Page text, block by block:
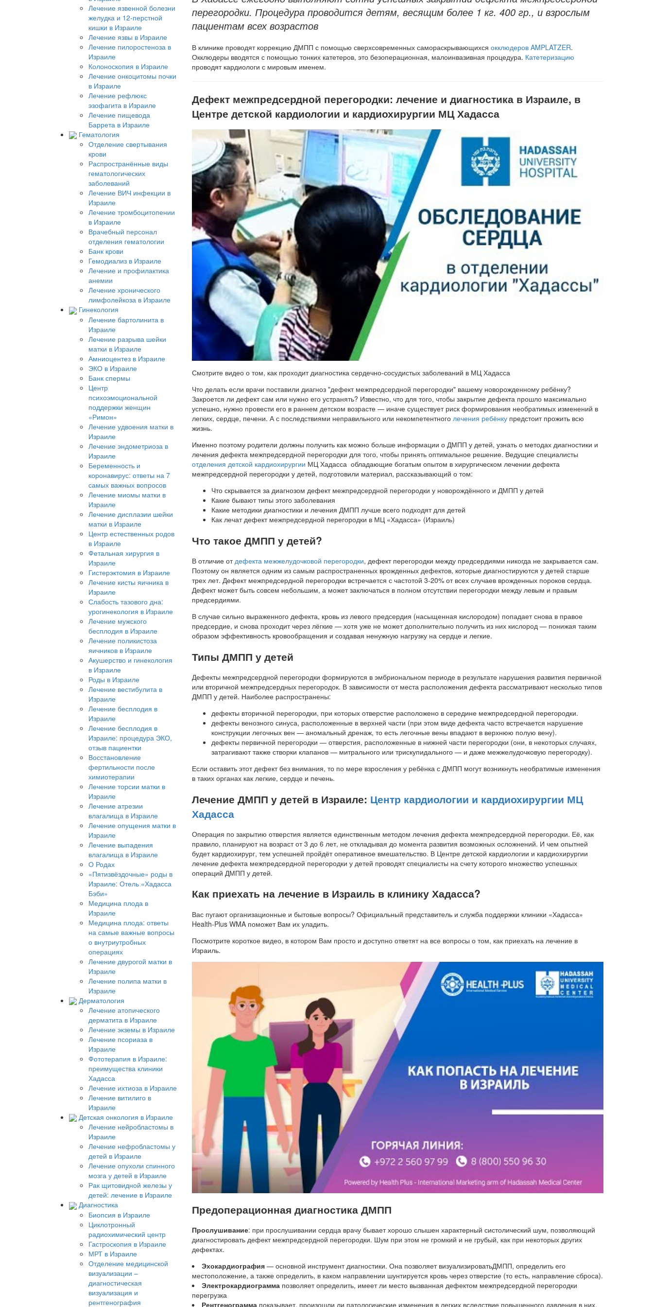
Лечение язвенной болезни
желудка и 12-перстной
кишки в Израиле
Лечение язвы в Израиле
Лечение пилоростеноза в
Израиле
Колоноскопия в Израиле
Лечение онкоцитомы почки
в Израиле
Лечение рефлюкс
эзофагита в Израиле
Лечение пищевода
Баррета в Израиле
Гематология
Отделение свертывания
крови
Распространённые виды
гематологических
заболеваний
Лечение ВИЧ инфекции в
Израиле
Лечение тромбоцитопении
в Израиле
Врачебный персонал
отделения гематологии
Банк крови
Гемодиализ в Израиле
Лечение и профилактика
анемии
Лечение хронического
лимфолейкоза в Израиле
Гинекология
Лечение бартолинита в
Израиле
Лечение разрыва шейки
матки в Израиле
Амниоцентез в Израиле
ЭКО в Израиле
Банк спермы
Центр
психоэмоциональной
поддержки женщин
«Римон»
Лечение удвоения матки в
Израиле
Лечение эндометриоза в
Израиле
Беременность и
коронавирус: ответы на 7
самых важных вопросов
Лечение миомы матки в
Израиле
Лечение дисплазии шейки
матки в Израиле
Центр естественных родов
в Израиле
Фетальная хирургия в
Израиле
Гистерэктомия в Израиле
Лечение кисты яичника в
Израиле
Слабость тазового дна:
урогинекология в Израиле
Лечение мужского
бесплодия в Израиле
Лечение поликистоза
яичников в Израиле
Акушерство и гинекология
в Израиле
Роды в Израиле
Лечение вестибулита в
Израиле
Лечение бесплодия в
Израиле
Лечение бесплодия в
Израиле: процедура ЭКО,
отзыв пациентки
Восстановление
фертильности после
химиотерапии
Лечение торсии матки в
Израиле
Лечение атрезии
влагалища в Израиле
Лечение опущения матки в
Израиле
Лечение выпадения
влагалища в Израиле
О Родах
«Пятизвёздочные» роды в
Израиле: Отель «Хадасса
Бэби»
Медицина плода в
Израиле
Медицина плода: ответы
на самые важные вопросы
о внутриутробных
операциях
Лечение двурогой матки в
Израиле
Лечение полипа матки в
Израиле
Дерматология
Лечение атопического
дерматита в Израиле
Лечение экземы в Израиле
Лечение псориаза в
Израиле
Фототерапия в Израиле:
преимущества клиники
Хадасса
Лечение ихтиоза в Израиле
Лечение витилиго в
Израиле
Детская онкология в Израиле
Лечение нейробластомы в
Израиле
Лечение нефробластомы у
детей в Израиле
Лечение опухоли спинного
мозга у детей в Израиле
Рак щитовидной железы у
детей: лечение в Израиле
Диагностика
Биопсия в Израиле
Циклотронный
радиохимический центр
Гастроскопия в Израиле
МРТ в Израиле
Отделение медицинской
визуализации –
диагностическая
визуализация и
рентгенография
перегородки. Процедура проводится детям, весящим более 1 кг. 400 гр., и взрослым
пациентам всех возрастов
В клинике проводят коррекцию ДМПП с помощью сверхсовременных самораскрывающихся окклюдеров AMPLATZER.
Окклюдеры вводятся с помощью тонких катетеров, это безоперационная, малоинвазивная процедура. Катетеризацию
проводят кардиологи с мировым именем.
Дефект межпредсердной перегородки: лечение и диагностика в Израиле, в
Центре детской кардиологии и кардиохирургии МЦ Хадасса
Смотрите видео о том, как проходит диагностика сердечно-сосудистых заболеваний в МЦ Хадасса
Что делать если врачи поставили диагноз "дефект межпредсердной перегородки" вашему новорожденному ребёнку?
Закроется ли дефект сам или нужно его устранять? Известно, что для того, чтобы закрытие дефекта прошло максимально
успешно, нужно провести его в раннем детском возрасте — иначе существует риск формирования необратимых изменений в
легких, сердце, печени. А с последствиями неправильного или некомпетентного лечения ребёнкупредстоит прожить всю
жизнь.
Именно поэтому родители должны получить как можно больше информации о ДМПП у детей, узнать о методах диагностики и
лечения дефекта межпредсердной перегородки для того, чтобы принять оптимальное решение. Ведущие специалисты
отделения детской кардиохирургии МЦ Хадасса обладающие богатым опытом в хирургическом лечении дефекта
межпредсердной перегородки у детей, подготовили материал, рассказывающий о том:
Что скрывается за диагнозом дефект межпредсердной перегородки у новорождённого и ДМПП у детей
Какие бывают типы этого заболевания
Какие методики диагностики и лечения ДМПП лучше всего подходят для детей
Как лечат дефект межпредсердной перегородки в МЦ «Хадасса» (Израиль)
Что такое ДМПП у детей?
В отличие отдефекта межжелудочковой перегородки, дефект перегородки между предсердиями никогда не закрывается сам.
Поэтому он является одним из самым распространенных врожденных дефектов, которые диагностируются у детей старше
трех лет. Дефект межпредсердной перегородки встречается с частотой 3-20% от всех случаев врожденных пороков сердца.
Дефект может быть совсем небольшим, а может заключаться в полном отсутствии перегородки между левым и правым
предсердиями.
В случае сильно выраженного дефекта, кровь из левого предсердия (насыщенная кислородом) попадает снова в правое
предсердие, и снова проходит через лёгкие — хотя уже не может дополнительно получить из них кислород — понижая таким
образом эффективность кровообращения и создавая ненужную нагрузку на сердце и легкие.
Типы ДМПП у детей
Дефекты межпредсердной перегородки формируются в эмбриональном периоде в результате нарушения развития первичной
или вторичной межпредсердных перегородок. В зависимости от места расположения дефекта рассматривают несколько типов
ДМПП у детей. Наиболее распространены:
дефекты вторичной перегородки, при которых отверстие расположено в середине межпредсердной перегородки.
дефекты венозного синуса, расположенные в верхней части (при этом виде дефекта часто встречается нарушение
конструкции легочных вен — аномальный дренаж, то есть легочные вены впадают в верхнюю полую вену).
дефекты первичной перегородки — отверстия, расположенные в нижней части перегородки (они, в некоторых случаях,
затрагивают также створки клапанов — митрального или трискупидального — и даже межжелудочковую перегородку).
Если оставить этот дефект без внимания, то по мере взросления у ребёнка с ДМПП могут возникнуть необратимые изменения
в таких органах как легкие, сердце и печень.
Лечение ДМПП у детей в Израиле: Центр кардиологии и кардиохирургии МЦ
Хадасса
Операция по закрытию отверстия является единственным методом лечения дефекта межпредсердной перегородки. Её, как
правило, планируют на возраст от 3 до 6 лет, не откладывая до момента развития возможных осложнений. И чем опытней
будет кардиохирург, тем успешней пройдёт оперативное вмешательство. В Центре детской кардиологии и кардиохирургии
лечение дефекта межпредсердной перегородки у детей проводят специалисты на счету которого множество успешных
операций ДМПП у детей.
Как приехать на лечение в Израиль в клинику Хадасса?
Вас пугают организационные и бытовые вопросы? Официальный представитель и служба поддержки клиники «Хадасса»
Health-Plus WMA поможет Вам их уладить.
Посмотрите короткое видео, в котором Вам просто и доступно ответят на все вопросы о том, как приехать на лечение в
Израиль.
Предоперационная диагностика ДМПП
Прослушивание: при прослушивании сердца врачу бывает хорошо слышен характерный систолический шум, позволяющий
диагностировать дефект межпредсердной перегородки. Шум при этом не громкий и не грубый, как при некоторых других
дефектах.
Эхокардиография— основной инструмент диагностики. Она позволяет визуализироватьДМПП, определить его
местоположение, а также определить, в каком направлении шунтируется кровь через отверстие (то есть, направление сброса).
Электрокардиограммапозволяет определить, имеет ли место вызванная дефектом межпредсердной перегородки
перегрузка
Рентгенограммапоказывает, произошли ли патологические изменения в легких вследствие повышенного давления в них.